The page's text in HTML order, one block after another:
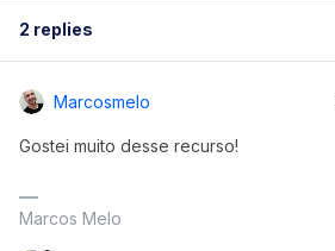
2 replies
Marcosmelo
Gostei muito desse recurso!
Marcos Melo